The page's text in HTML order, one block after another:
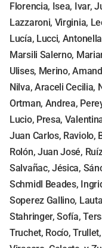
Florencia, Isea, Ivar,
Lazzaroni, Virginia,
Lucía, Lucci,
Marsili Salerno,
Ulises, Merino,
Nilva, Araceli Cecilia,
Ortman, Andrea,
Lucio, Presa,
Juan Carlos, Raviolo,
Rolón, Juan José,
Salvañac, Jésica,
Schmidl Beades,
Soperez Gallino,
Stahringer, Sofía,
Truchet, Rocío,